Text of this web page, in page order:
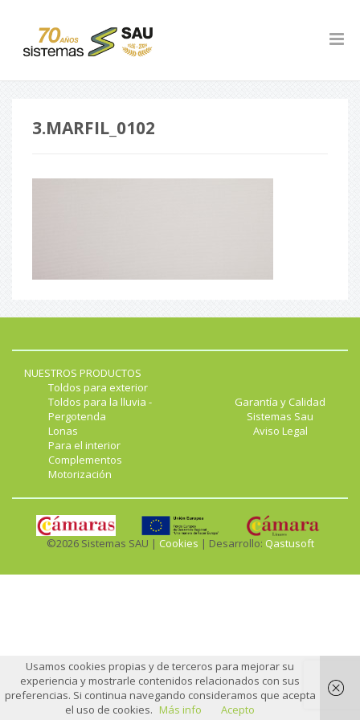
3.MARFIL_0102
NUESTROS PRODUCTOS
Toldos para exterior
Toldos para la lluvia -
Pergotenda
Lonas
Para el interior
Complementos
Motorización
Garantía y Calidad
Sistemas Sau
Aviso Legal
©2026 Sistemas SAU | Cookies | Desarrollo: Qastusoft
Usamos cookies propias y de terceros para mejorar su
experiencia y mostrarle contenidos relacionados con sus
preferencias. Si continua navegando consideramos que acepta
el uso de cookies. Más info Acepto